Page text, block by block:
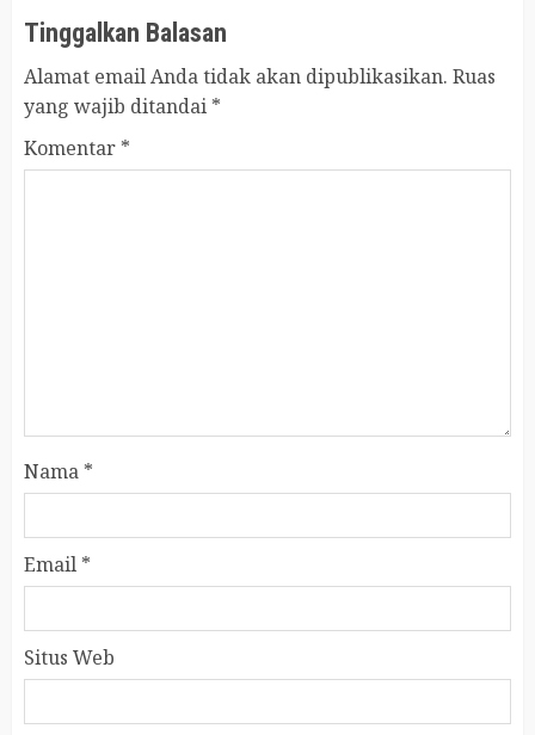
Tinggalkan Balasan
Alamat email Anda tidak akan dipublikasikan. Ruas
yang wajib ditandai *
Komentar *
Nama *
Email *
Situs Web